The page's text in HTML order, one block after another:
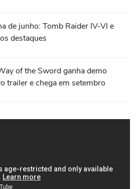
de junho: Tomb Raider IV-VI e
destaques
of the Sword ganha demo
trailer e chega em setembro